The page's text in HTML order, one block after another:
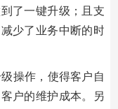
了一键升级；且支
少了业务中断的时
操作，使得客户自
户的维护成本。另